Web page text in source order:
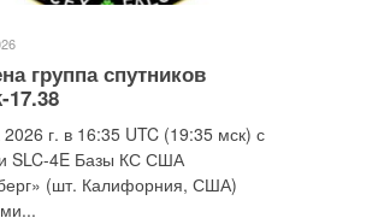
группа спутников
2026 г. в 16:35 UTC (19:35 мск) с
SLC-4E Базы КС США
(шт. Калифорния, США)